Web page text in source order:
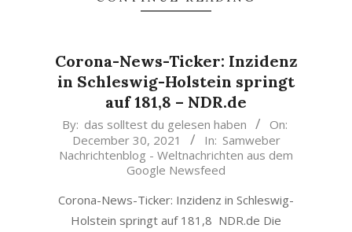
Corona-News-Ticker: Inzidenz
in Schleswig-Holstein springt
auf 181,8 – NDR.de
2021-
30
By: das solltest du gelesen haben
On:
December 30, 2021
In: Samweber
Nachrichtenblog - Weltnachrichten aus dem
Google Newsfeed
Corona-News-Ticker: Inzidenz in Schleswig-
Holstein springt auf 181,8 NDR.de Die